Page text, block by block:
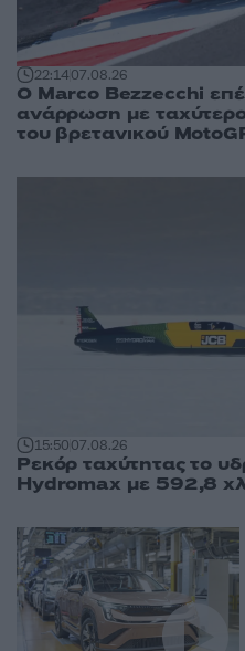
22:1407.08.26
Ο Marco Bezzecchi
ανάρρωση με
του βρετανικού
15:5007.08.26
Ρεκόρ ταχύτητας το
Hydromax με 592,8